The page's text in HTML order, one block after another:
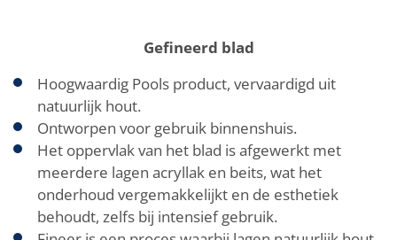
Gefineerd blad
Hoogwaardig Pools product, vervaardigd uit
natuurlijk hout.
Ontworpen voor gebruik binnenshuis.
Het oppervlak van het blad is afgewerkt met
meerdere lagen acryllak en beits, wat het
onderhoud vergemakkelijkt en de esthetiek
behoudt, zelfs bij intensief gebruik.